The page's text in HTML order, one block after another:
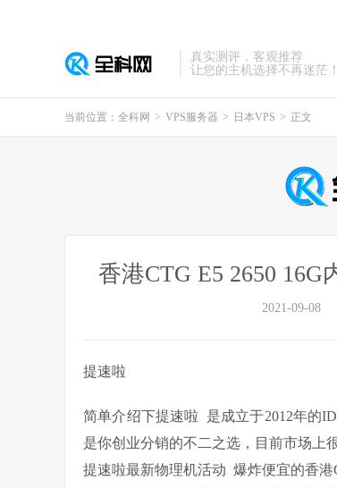
真实测评，客观推荐
让您的主机选择不再迷茫！
当前位置： 全科网 > VPS服务器 > 日本VPS > 正文
香港CTG E5 2650
2021-09-08
提速啦
简单介绍下提速啦 是成立于2012年的
是你创业分销的不二之选，目前市场上
提速啦最新物理机活动 爆炸便宜的香